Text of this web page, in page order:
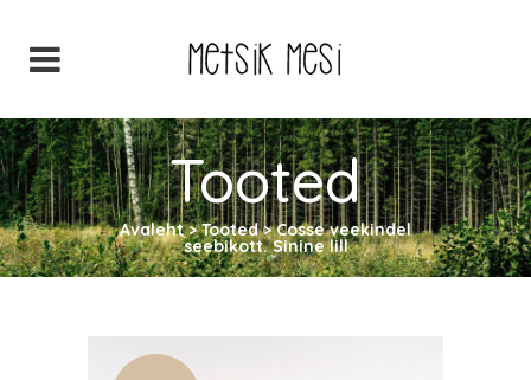
Tooted
Avaleht>Tooted>Cosse veekindel
seebikott. Sinine lill